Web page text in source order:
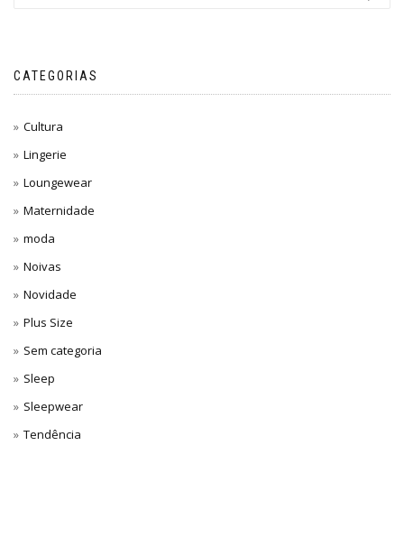
CATEGORIAS
Cultura
Lingerie
Loungewear
Maternidade
moda
Noivas
Novidade
Plus Size
Sem categoria
Sleep
Sleepwear
Tendência